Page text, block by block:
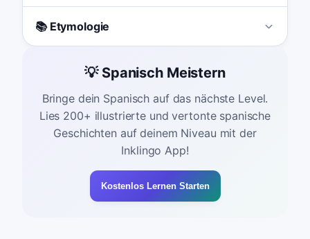
📚 Etymologie
💡 Spanisch Meistern
Bringe dein Spanisch auf das nächste Level.
Lies 200+ illustrierte und vertonte spanische
Geschichten auf deinem Niveau mit der
Inklingo App!
Kostenlos Lernen Starten